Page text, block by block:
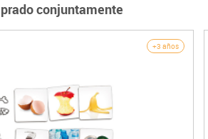
conjuntamente
+3 años